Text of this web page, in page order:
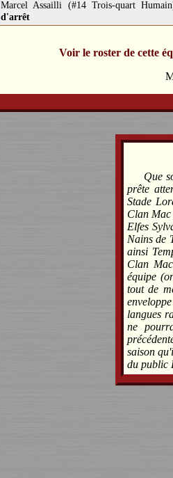
Marcel Assailli (#14 Trois-quart
d'arrêt
Voir le roster de cette
Que
prête
Stade
Clan Mac
Elfes
Nains de
ainsi
Clan
équipe
tout de
langues
ne
saison
du public